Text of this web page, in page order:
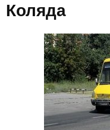
Коляда